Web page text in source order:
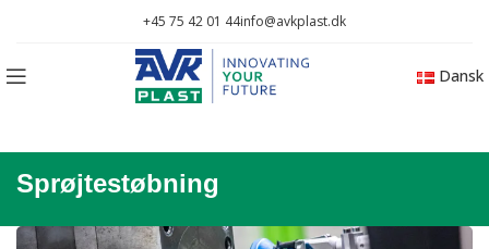
+45 75 42 01 44info@avkplast.dk
Dansk
Sprøjtestøbning